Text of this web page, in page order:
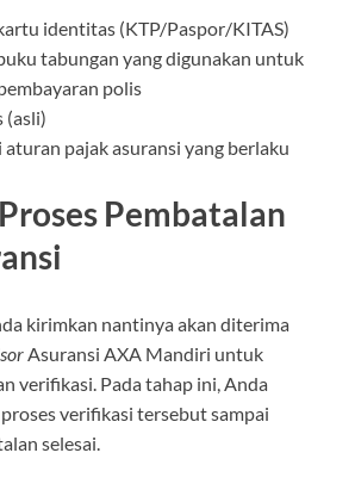
identitas (KTP/Paspor/KITAS)
tabungan yang digunakan untuk
polis
(asli)
pajak asuransi yang berlaku
Pembatalan
kirimkan nantinya akan diterima
Asuransi AXA Mandiri untuk
verifikasi. Pada tahap ini, Anda
verifikasi tersebut sampai
selesai.